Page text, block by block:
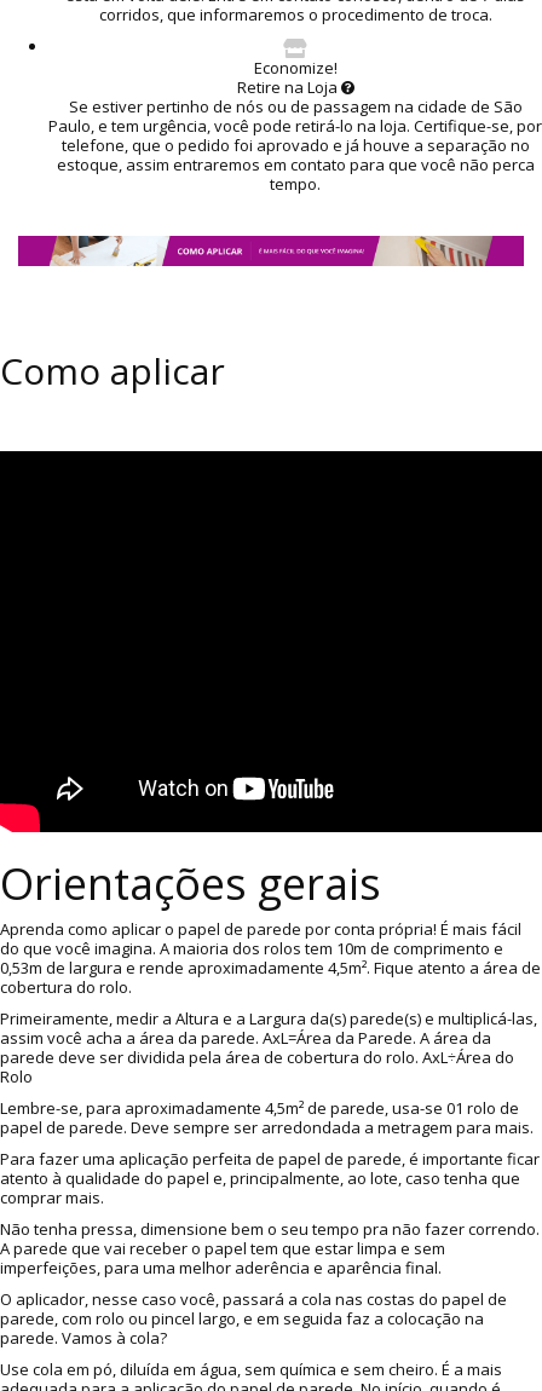
corridos, que informaremos o procedimento de troca.
Economize!
Retire na Loja
Se estiver pertinho de nós ou de passagem na cidade de São
Paulo, e tem urgência, você pode retirá-lo na loja. Certifique-se, por
telefone, que o pedido foi aprovado e já houve a separação no
estoque, assim entraremos em contato para que você não perca
tempo.
Como aplicar
Orientações gerais
Aprenda como aplicar o papel de parede por conta própria! É mais fácil
do que você imagina. A maioria dos rolos tem 10m de comprimento e
0,53m de largura e rende aproximadamente 4,5m². Fique atento a área de
cobertura do rolo.
Primeiramente, medir a Altura e a Largura da(s) parede(s) e multiplicá-las,
assim você acha a área da parede. AxL=Área da Parede. A área da
parede deve ser dividida pela área de cobertura do rolo. AxL÷Área do
Rolo
Lembre-se, para aproximadamente 4,5m² de parede, usa-se 01 rolo de
papel de parede. Deve sempre ser arredondada a metragem para mais.
Para fazer uma aplicação perfeita de papel de parede, é importante ficar
atento à qualidade do papel e, principalmente, ao lote, caso tenha que
comprar mais.
Não tenha pressa, dimensione bem o seu tempo pra não fazer correndo.
A parede que vai receber o papel tem que estar limpa e sem
imperfeições, para uma melhor aderência e aparência final.
O aplicador, nesse caso você, passará a cola nas costas do papel de
parede, com rolo ou pincel largo, e em seguida faz a colocação na
parede. Vamos à cola?
Use cola em pó, diluída em água, sem química e sem cheiro. É a mais